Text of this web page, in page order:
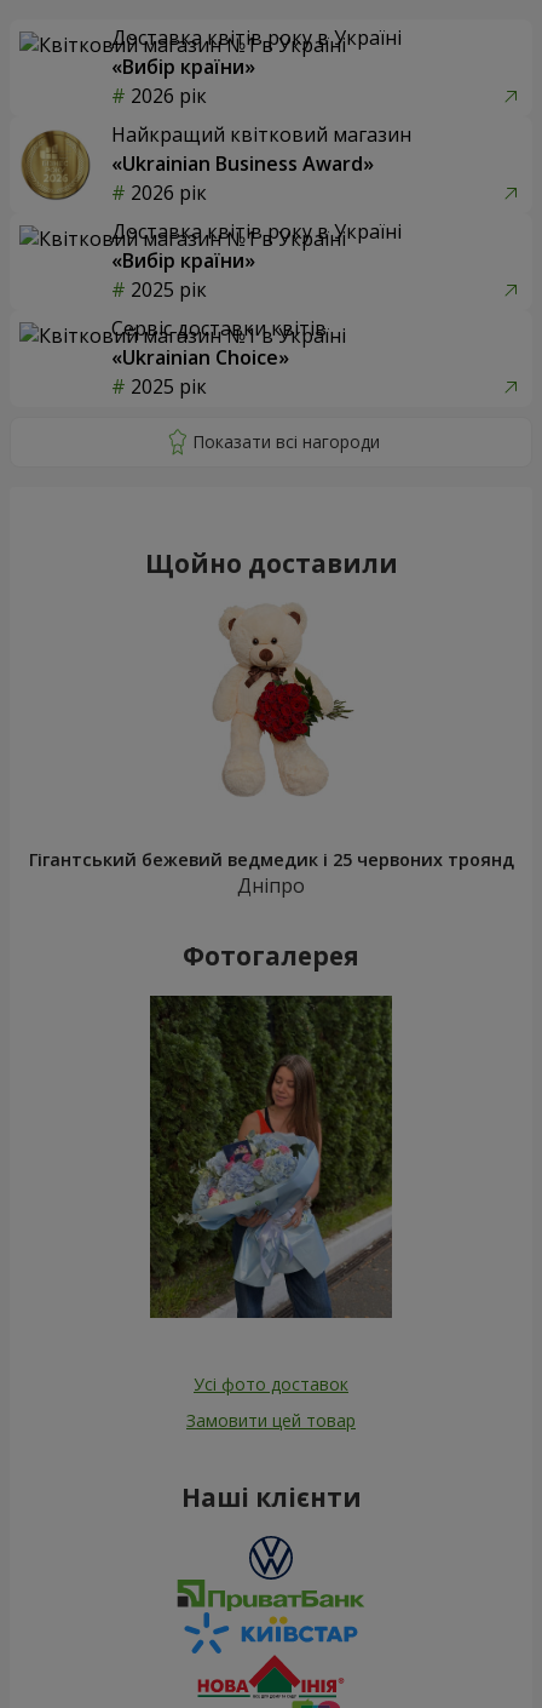
Доставка квітів року в Україні
«Вибір країни»
2026 рік
Найкращий квітковий магазин
«Ukrainian Business Award»
2026 рік
Доставка квітів року в Україні
«Вибір країни»
2025 рік
Сервіс доставки квітів
«Ukrainian Choice»
2025 рік
Щойно доставили
Гігантський бежевий ведмедик і 25 червоних троянд
Дніпро
Фотогалерея
Усі фото доставок
Замовити цей товар
Наші клієнти